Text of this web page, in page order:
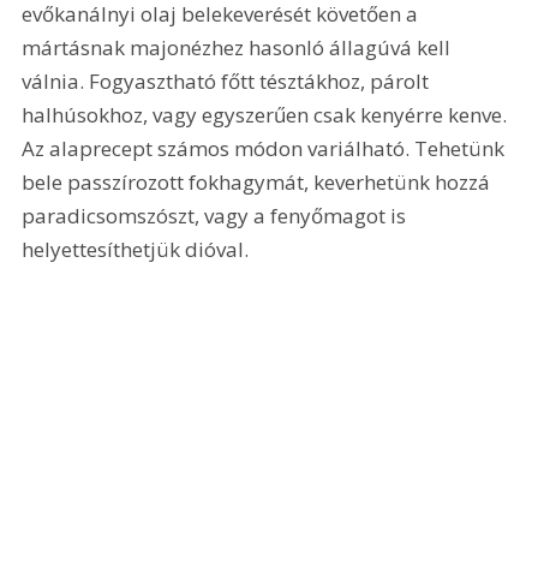
evőkanálnyi olaj belekeverését követően a
mártásnak majonézhez hasonló állagúvá kell
válnia. Fogyasztható főtt tésztákhoz, párolt
halhúsokhoz, vagy egyszerűen csak kenyérre kenve.
Az alaprecept számos módon variálható. Tehetünk
bele passzírozott fokhagymát, keverhetünk hozzá
paradicsomszószt, vagy a fenyőmagot is
helyettesíthetjük dióval.